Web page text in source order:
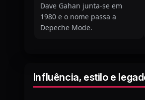
Dave Gahan junta-se em
1980 e o nome passa a
Depeche Mode.
Influência, estilo e